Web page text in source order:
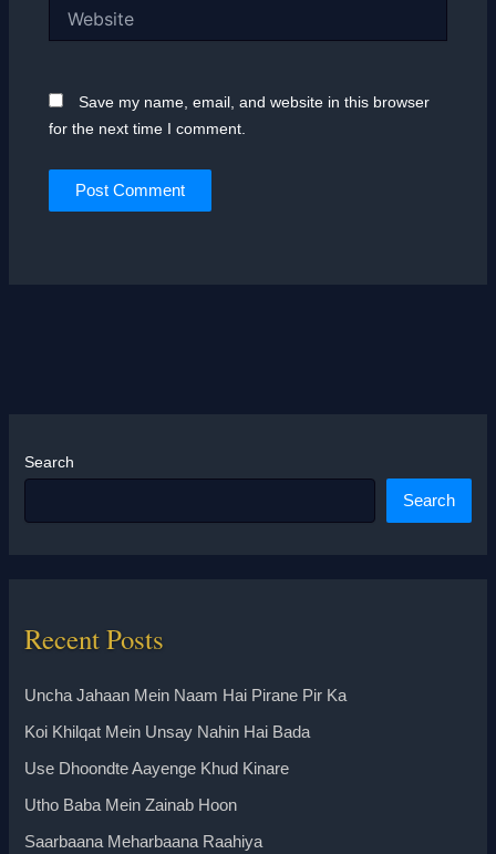
Save my name, email, and website in this browser
for the next time I comment.
Search
Search
Recent Posts
Uncha Jahaan Mein Naam Hai Pirane Pir Ka
Koi Khilqat Mein Unsay Nahin Hai Bada
Use Dhoondte Aayenge Khud Kinare
Utho Baba Mein Zainab Hoon
Saarbaana Meharbaana Raahiya